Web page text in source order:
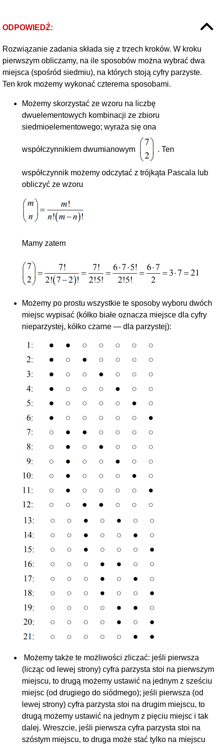
ODPOWIEDŹ:
Rozwiązanie zadania składa się z trzech kroków. W kroku
pierwszym obliczamy, na ile sposobów można wybrać dwa
miejsca (spośród siedmiu), na których stoją cyfry parzyste.
Ten krok możemy wykonać czterema sposobami.
Możemy skorzystać ze wzoru na liczbę
dwuelementowych kombinacji ze zbioru
siedmioelementowego; wyraża się ona
współczynnikiem dwumianowym . Ten
współczynnik możemy odczytać z trójkąta Pascala lub
obliczyć ze wzoru
Mamy zatem
Możemy po prostu wszystkie te sposoby wyboru dwóch
miejsc wypisać (kółko białe oznacza miejsce dla cyfry
nieparzystej, kółko czarne — dla parzystej):
Możemy także te możliwości zliczać: jeśli pierwsza
(licząc od lewej strony) cyfra parzysta stoi na pierwszym
miejscu, to drugą możemy ustawić na jednym z sześciu
miejsc (od drugiego do siódmego); jeśli pierwsza (od
lewej strony) cyfra parzysta stoi na drugim miejscu, to
drugą możemy ustawić na jednym z pięciu miejsc i tak
dalej. Wreszcie, jeśli pierwsza cyfra parzysta stoi na
szóstym miejscu, to druga może stać tylko na miejscu